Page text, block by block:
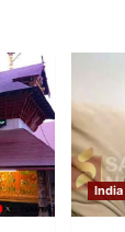
India